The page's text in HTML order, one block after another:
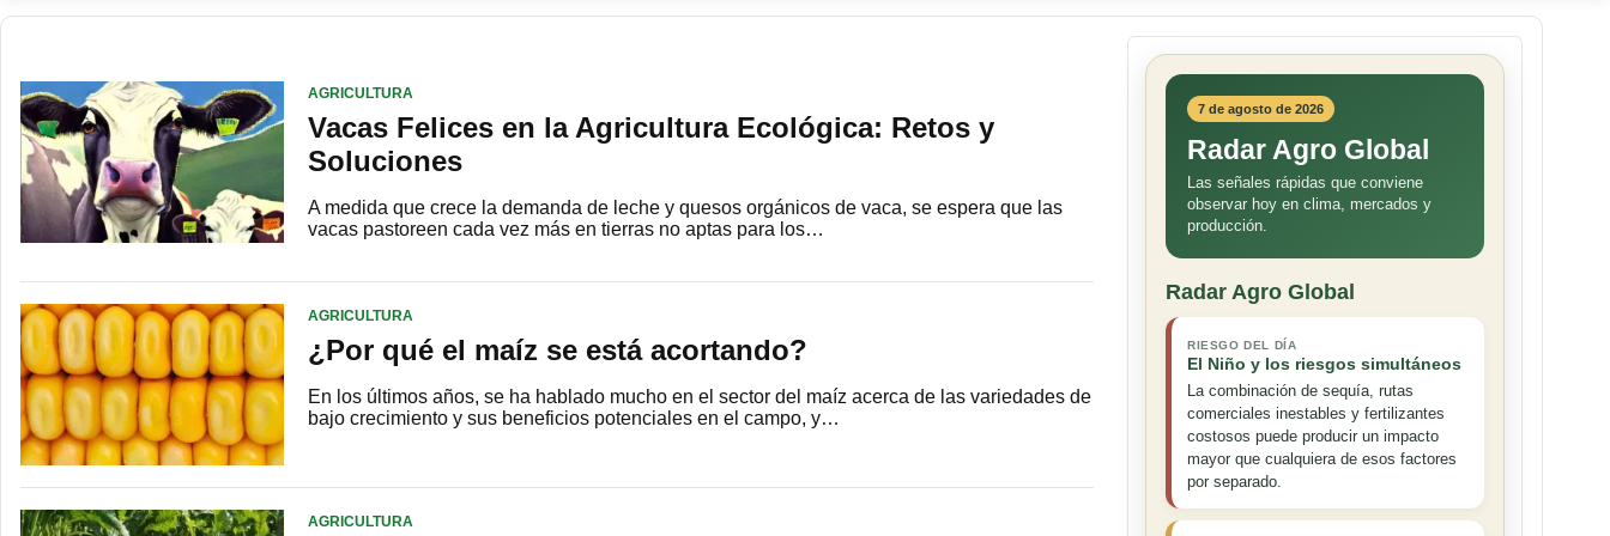
AGRICULTURA
Vacas Felices en la Agricultura Ecológica: Retos y
Soluciones
A medida que crece la demanda de leche y quesos orgánicos de vaca, se espera que las
vacas pastoreen cada vez más en tierras no aptas para los…
AGRICULTURA
¿Por qué el maíz se está acortando?
En los últimos años, se ha hablado mucho en el sector del maíz acerca de las variedades de
bajo crecimiento y sus beneficios potenciales en el campo, y…
AGRICULTURA
7 de agosto de 2026
Radar Agro Global
Las señales rápidas que conviene
observar hoy en clima, mercados y
producción.
Radar Agro Global
RIESGO DEL DÍA
El Niño y los riesgos simultáneos
La combinación de sequía, rutas
comerciales inestables y fertilizantes
costosos puede producir un impacto
mayor que cualquiera de esos factores
por separado.